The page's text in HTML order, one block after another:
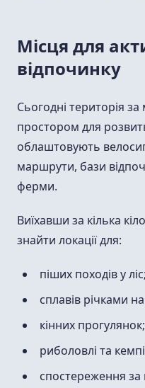
Місця для
відпочинку
Сьогодні територія
простором для
облаштовують
маршрути, бази
ферми.
Виїхавши за кілька
знайти локації для:
піших походів у ліс;
сплавів річками
кінних прогулянок;
риболовлі та
спостереження